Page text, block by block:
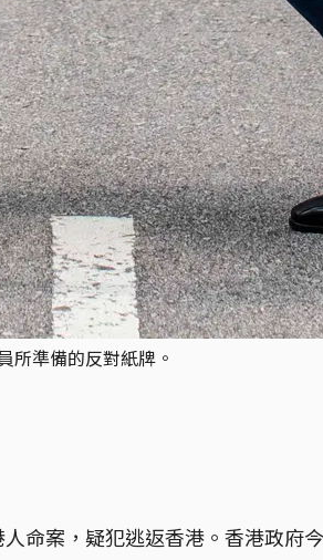
所準備的反對紙牌。
命案，疑犯逃返香港。香港政府